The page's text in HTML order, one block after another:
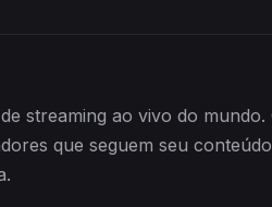
streaming ao vivo do mundo.
que seguem seu